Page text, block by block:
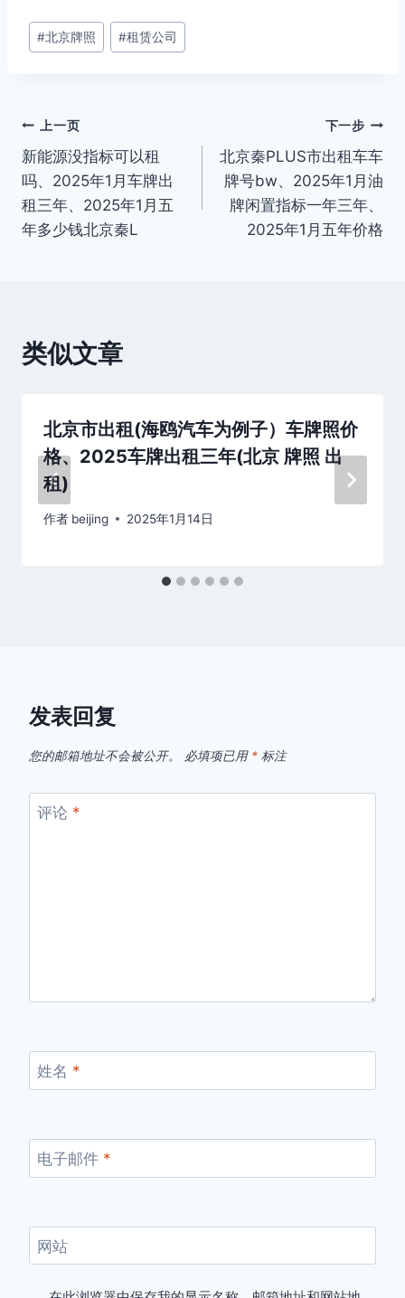
文
章
#北京牌照 #租赁公司
文
章
导
航
上一页
新能源没指标可以租
吗、2025年1月车牌出
租三年、2025年1月五
年多少钱北京秦L
下一步
北京秦PLUS市出租车车
牌号bw、2025年1月油
牌闲置指标一年三年、
2025年1月五年价格
类似文章
北京市出租(海鸥汽车为例子）车牌照价
格、2025车牌出租三年(北京 牌照 出
租)
作者 beijing 2025年1月14日
发表回复
您的邮箱地址不会被公开。 必填项已用 * 标注
评论 *
姓名 *
电子邮件 *
网站